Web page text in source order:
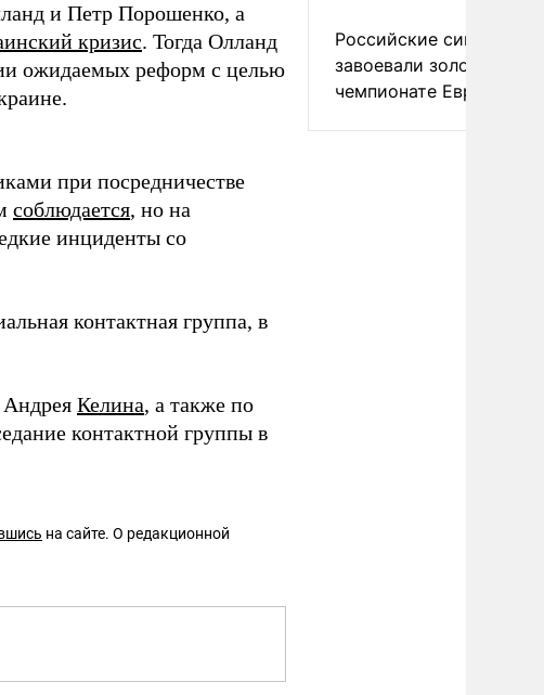
и Петр Порошенко, а
кризис. Тогда Олланд
ожидаемых реформ с целью
при посредничестве
соблюдается, но на
инциденты со
контактная группа, в
Келина, а также по
контактной группы в
на сайте. О редакционной
Российские
завоевали золото на
чемпионате Европы